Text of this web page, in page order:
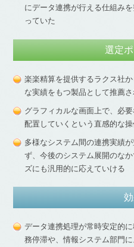
にデータ連携が行える仕組み
っていた
選定
楽楽精算を提供するラクス社
な実績をもつ製品として推薦さ
グラフィカルな画面上で、必
配置していくという直感的な
多様なシステム間の連携実績
ず、今後のシステム展開のな
ズにも汎用的に応えていける
データ連携処理が常時安定的
務停滞や、情報システム部門